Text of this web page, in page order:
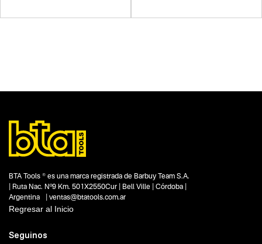
BTA Tools ® es una marca registrada de Barbuy Team S.A.
| Ruta Nac. Nº9 Km. 501X2550Cur | Bell Ville | Córdoba |
Argentina | ventas@btatools.com.ar
Regresar al Inicio
Seguinos